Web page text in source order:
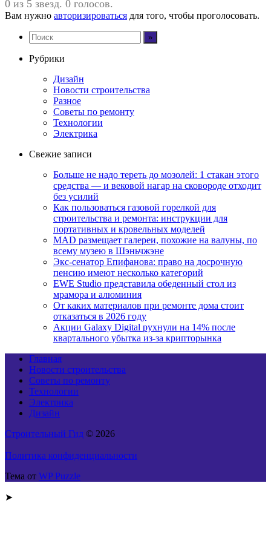
0 из 5 звезд. 0 голосов.
Вам нужно авторизироваться для того, чтобы проголосовать.
Рубрики
Дизайн
Новости строительства
Разное
Советы по ремонту
Технологии
Электрика
Свежие записи
Больше не надо тереть до мозолей: 1 стакан этого
средства — и вековой нагар на сковороде отходит
без усилий
Как пользоваться газовой горелкой для
строительства и ремонта: инструкции для
портативных и кровельных моделей
MAD размещает галереи, похожие на валуны, по
всему музею в Шэньчжэне
Экс-сенатор Епифанова: право на досрочную
пенсию имеют несколько категорий
EWE Studio представила обеденный стол из
мрамора и алюминия
От каких материалов при ремонте дома стоит
отказаться в 2026 году
Акции Galaxy Digital рухнули на 14% после
квартального убытка из-за крипторынка
Главная
Новости строительства
Советы по ремонту
Технологии
Электрика
Дизайн
Строительный Гид © 2026
Политика конфиденциальности
Тема от WP Puzzle
➤